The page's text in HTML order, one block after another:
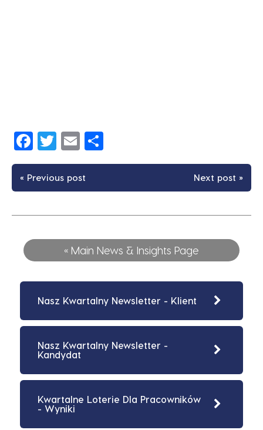
Facebook
Twitter
Email
« Previous post Next post »
« Main News & Insights Page
Nasz Kwartalny Newsletter - Klient
Nasz Kwartalny Newsletter -
Kandydat
Kwartalne Loterie Dla Pracowników
- Wyniki